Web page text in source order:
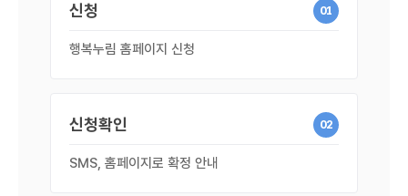
01
신청
행복누림 홈페이지 신청
02
신청확인
SMS, 홈페이지로 확정 안내